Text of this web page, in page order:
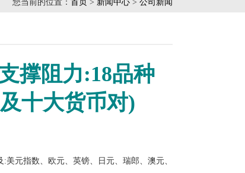
您当前的位置： 首页 > 新闻中心 > 公司新闻
撑阻力:18品种
十大货币对)
元指数、欧元、英镑、日元、瑞郎、澳元、